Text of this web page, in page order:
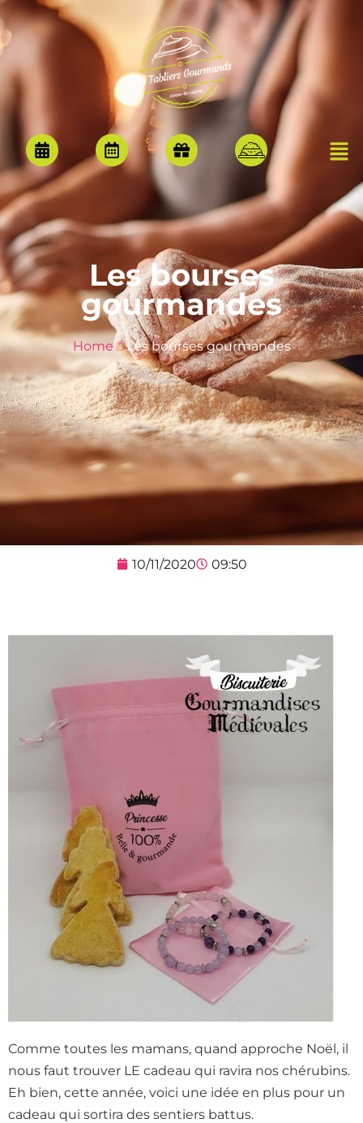
Les bourses
gourmandes
Home»Les bourses gourmandes
10/11/2020 09:50
Comme toutes les mamans, quand approche Noël, il
nous faut trouver LE cadeau qui ravira nos chérubins.
Eh bien, cette année, voici une idée en plus pour un
cadeau qui sortira des sentiers battus.